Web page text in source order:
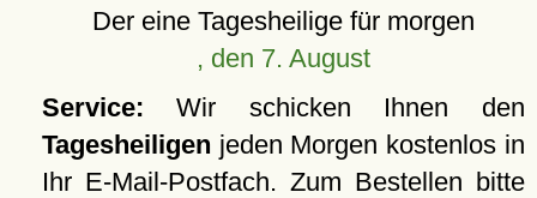
Der eine Tagesheilige für morgen
, den 7. August
Service: Wir schicken Ihnen den
Tagesheiligen jeden Morgen kostenlos in
Ihr E-Mail-Postfach. Zum Bestellen bitte